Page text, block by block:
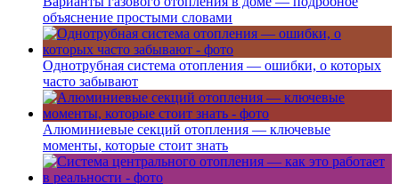
объяснение простыми словами
Однотрубная система отопления — ошибки, о которых
часто забывают
Алюминиевые секций отопления — ключевые
моменты, которые стоит знать